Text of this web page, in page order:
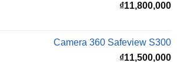
Camera 360 Safeview S300
Camera 360 SAFEVIEW S500